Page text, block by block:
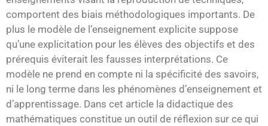
comportent des biais méthodologiques importants. De
plus le modèle de l’enseignement explicite suppose
qu’une explicitation pour les élèves des objectifs et des
prérequis éviterait les fausses interprétations. Ce
modèle ne prend en compte ni la spécificité des savoirs,
ni le long terme dans les phénomènes d’enseignement et
d’apprentissage. Dans cet article la didactique des
mathématiques constitue un outil de réflexion sur ce qui